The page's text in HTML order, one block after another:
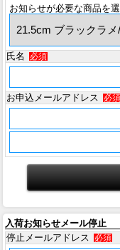
お知らせが必要な商品を
氏名 必須
お申込メールアドレス 必須
入荷お知らせメール停止
停止メールアドレス
必須